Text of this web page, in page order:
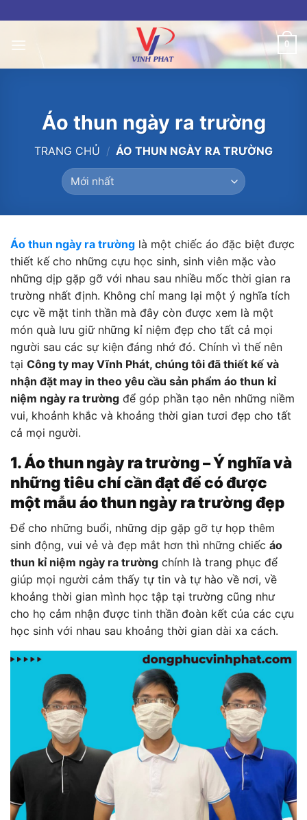
to
content
0
Áo thun ngày ra trường
TRANG CHỦ / ÁO THUN NGÀY RA TRƯỜNG
Áo thun ngày ra trường là một chiếc áo đặc biệt được
thiết kế cho những cựu học sinh, sinh viên mặc vào
những dịp gặp gỡ với nhau sau nhiều mốc thời gian ra
trường nhất định. Không chỉ mang lại một ý nghĩa tích
cực về mặt tinh thần mà đây còn được xem là một
món quà lưu giữ những kỉ niệm đẹp cho tất cả mọi
người sau các sự kiện đáng nhớ đó. Chính vì thế nên
tại Công ty may Vĩnh Phát, chúng tôi đã thiết kế và
nhận đặt may in theo yêu cầu sản phẩm áo thun kỉ
niệm ngày ra trường để góp phần tạo nên những niềm
vui, khoảnh khắc và khoảng thời gian tươi đẹp cho tất
cả mọi người.
1. Áo thun ngày ra trường – Ý nghĩa và
những tiêu chí cần đạt để có được
một mẫu áo thun ngày ra trường đẹp
Để cho những buổi, những dịp gặp gỡ tự họp thêm
sinh động, vui vẻ và đẹp mắt hơn thì những chiếc áo
thun kỉ niệm ngày ra trường chính là trang phục để
giúp mọi người cảm thấy tự tin và tự hào về nơi, về
khoảng thời gian mình học tập tại trường cũng như
cho họ cảm nhận được tinh thần đoàn kết của các cựu
học sinh với nhau sau khoảng thời gian dài xa cách.